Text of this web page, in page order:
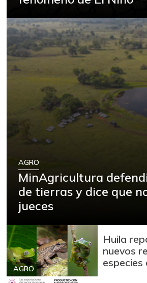
AGRO
MinAgricultura
de tierras y dice que
jueces
AGRO
Huila
nuevos
especies